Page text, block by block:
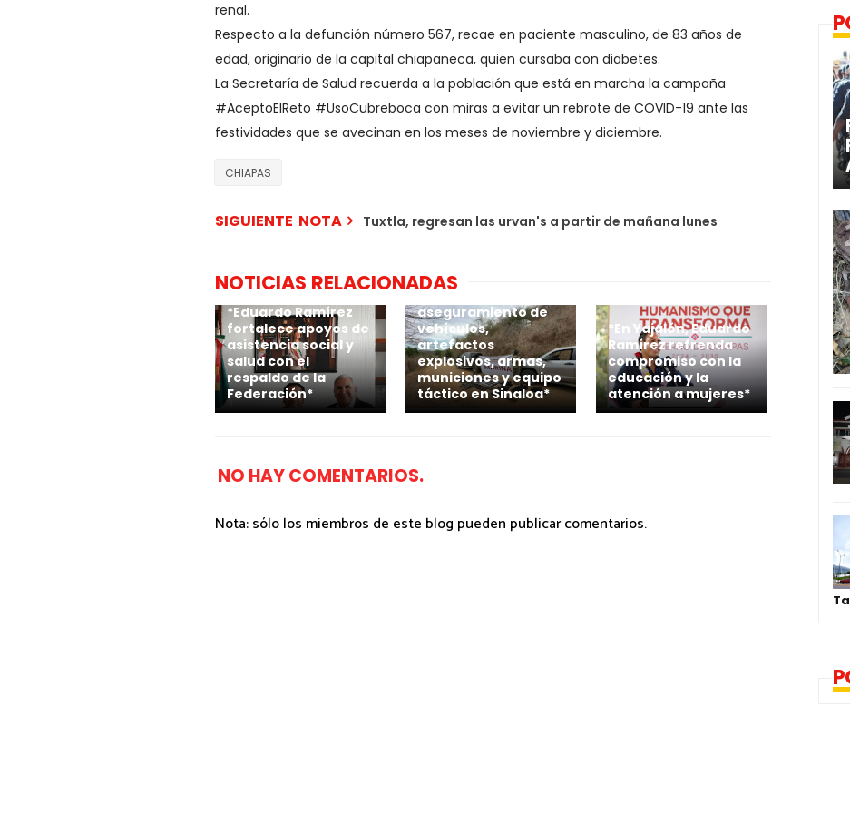
renal.
Respecto a la defunción número 567, recae en paciente masculino, de 83 años de
edad, originario de la capital chiapaneca, quien cursaba con diabetes.
La Secretaría de Salud recuerda a la población que está en marcha la campaña
#AceptoElReto #UsoCubreboca con miras a evitar un rebrote de COVID-19 ante las
festividades que se avecinan en los meses de noviembre y diciembre.
CHIAPAS
SIGUIENTE NOTA Tuxtla, regresan las urvan's a partir de mañana lunes
NOTICIAS RELACIONADAS
*Eduardo Ramírez
fortalece apoyos de
asistencia social y
salud con el
respaldo de la
Federación*
aseguramiento de
vehículos,
artefactos
explosivos, armas,
municiones y equipo
táctico en Sinaloa*
*En Yajalón, Eduardo
Ramírez refrenda
compromiso con la
educación y la
atención a mujeres*
NO HAY COMENTARIOS.
Nota: sólo los miembros de este blog pueden publicar comentarios.